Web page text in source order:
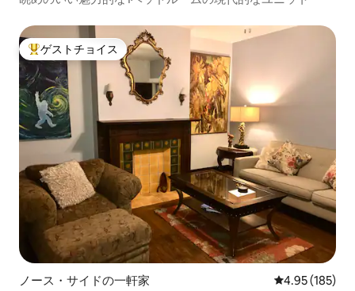
大好評のゲストチョイスです。
ゲストチョイス
ノース・サイドの一軒家 レビュー185
4.95 (185)